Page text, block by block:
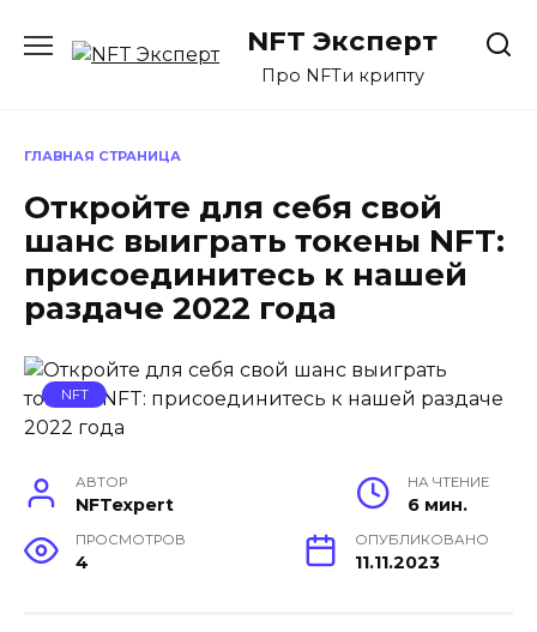
содержанию
NFT Эксперт
Про NFTи крипту
ГЛАВНАЯ СТРАНИЦА
Откройте для себя свой
шанс выиграть токены NFT:
присоединитесь к нашей
раздаче 2022 года
NFT
АВТОР
NFTexpert
НА ЧТЕНИЕ
6 мин.
ПРОСМОТРОВ
4
ОПУБЛИКОВАНО
11.11.2023